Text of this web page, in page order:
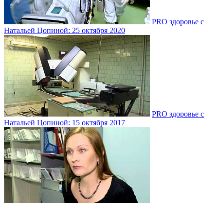
PRO здоровье с
Натальей Цопиной: 25 октября 2020
PRO здоровье с
Натальей Цопиной: 15 октября 2017